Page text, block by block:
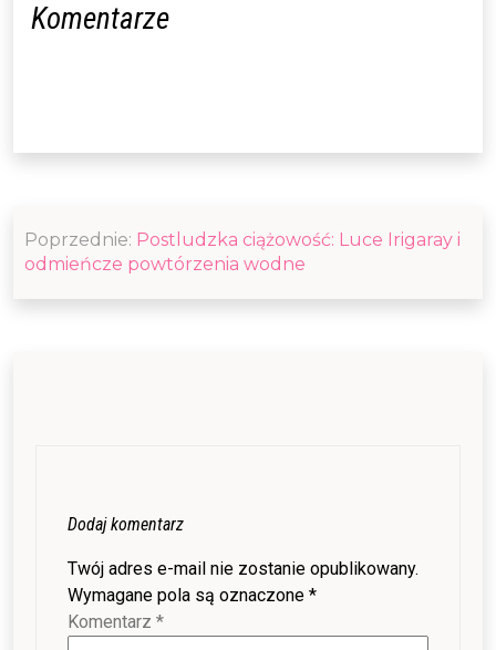
Komentarze
Nawigacja
wpisu
Poprzednie: Postludzka ciążowość: Luce Irigaray i
odmieńcze powtórzenia wodne
Dodaj komentarz
Twój adres e-mail nie zostanie opublikowany.
Wymagane pola są oznaczone *
Komentarz *